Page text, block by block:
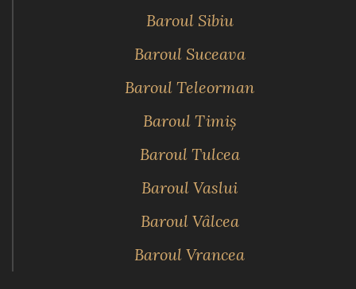
Baroul Sibiu
Baroul Suceava
Baroul Teleorman
Baroul Timiş
Baroul Tulcea
Baroul Vaslui
Baroul Vâlcea
Baroul Vrancea